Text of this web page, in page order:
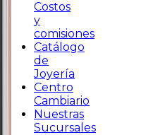
Costos
y
comisiones
Catálogo
de
Joyería
Centro
Cambiario
Nuestras
Sucursales